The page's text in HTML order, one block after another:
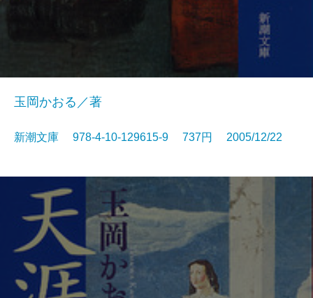
玉岡かおる／著
新潮文庫 978-4-10-129615-9 737円 2005/12/22